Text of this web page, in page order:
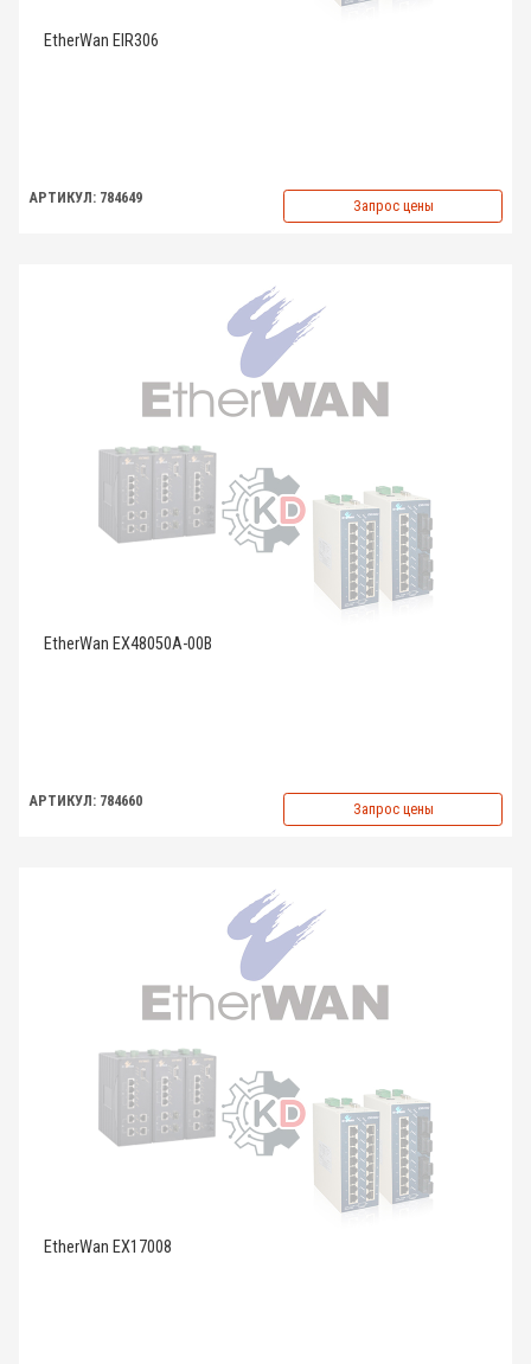
EtherWan EIR306
АРТИКУЛ: 784649 Запрос цены
EtherWan EX48050A-00B
АРТИКУЛ: 784660 Запрос цены
EtherWan EX17008